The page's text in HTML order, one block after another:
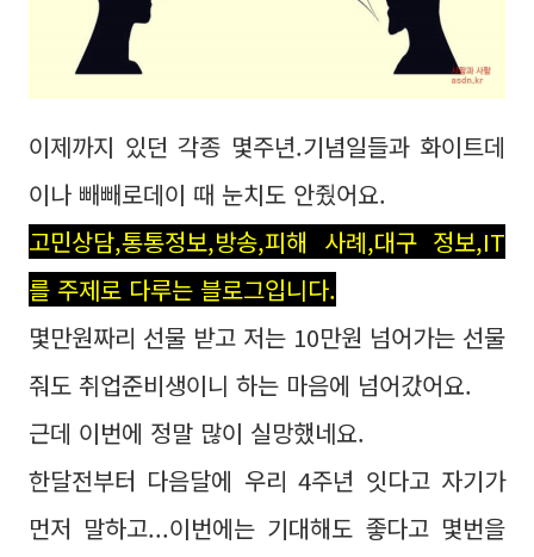
이제까지 있던 각종 몇주년.기념일들과 화이트데
이나 빼빼로데이 때 눈치도 안줬어요.
고민상담,통통정보,방송,피해 사례,대구 정보,IT
를 주제로 다루는 블로그입니다.
몇만원짜리 선물 받고 저는 10만원 넘어가는 선물
줘도 취업준비생이니 하는 마음에 넘어갔어요.
근데 이번에 정말 많이 실망했네요.
한달전부터 다음달에 우리 4주년 잇다고 자기가
먼저 말하고...이번에는 기대해도 좋다고 몇번을